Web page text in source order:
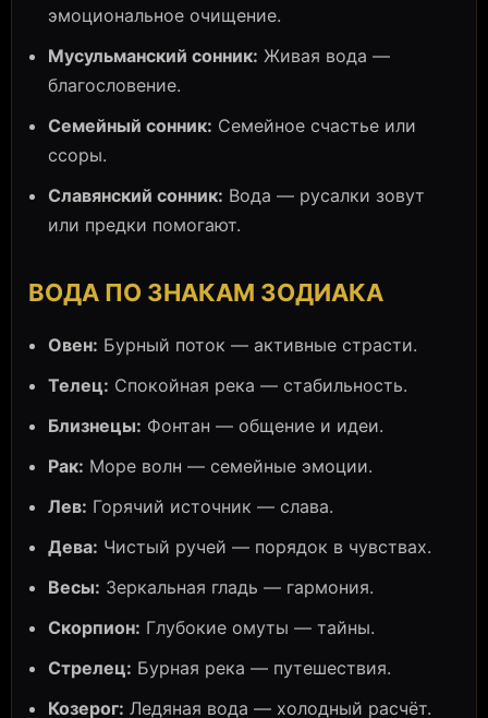
эмоциональное очищение.
Мусульманский сонник: Живая вода —
благословение.
Семейный сонник: Семейное счастье или
ссоры.
Славянский сонник: Вода — русалки зовут
или предки помогают.
ВОДА ПО ЗНАКАМ ЗОДИАКА
Овен: Бурный поток — активные страсти.
Телец: Спокойная река — стабильность.
Близнецы: Фонтан — общение и идеи.
Рак: Море волн — семейные эмоции.
Лев: Горячий источник — слава.
Дева: Чистый ручей — порядок в чувствах.
Весы: Зеркальная гладь — гармония.
Скорпион: Глубокие омуты — тайны.
Стрелец: Бурная река — путешествия.
Козерог: Ледяная вода — холодный расчёт.